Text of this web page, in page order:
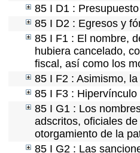
85 I D1 :
85 I D2 : Egresos y
85 I F1 : El nombre,
hubiera cancelado,
fiscal, así como los
85 I F2 : Asimismo,
85 I F3 :
85 I G1 : Los
adscritos, oficiales
otorgamiento de la
85 I G2 : Las